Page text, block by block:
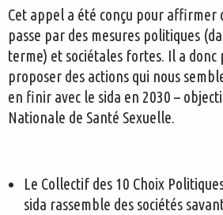
Cet appel a été conçu pour affirmer
passe par des mesures politiques
terme) et sociétales fortes. Il a donc
proposer des actions qui nous
en finir avec le sida en 2030 –
Nationale de Santé Sexuelle.
Le Collectif des 10 Choix
sida rassemble des sociétés